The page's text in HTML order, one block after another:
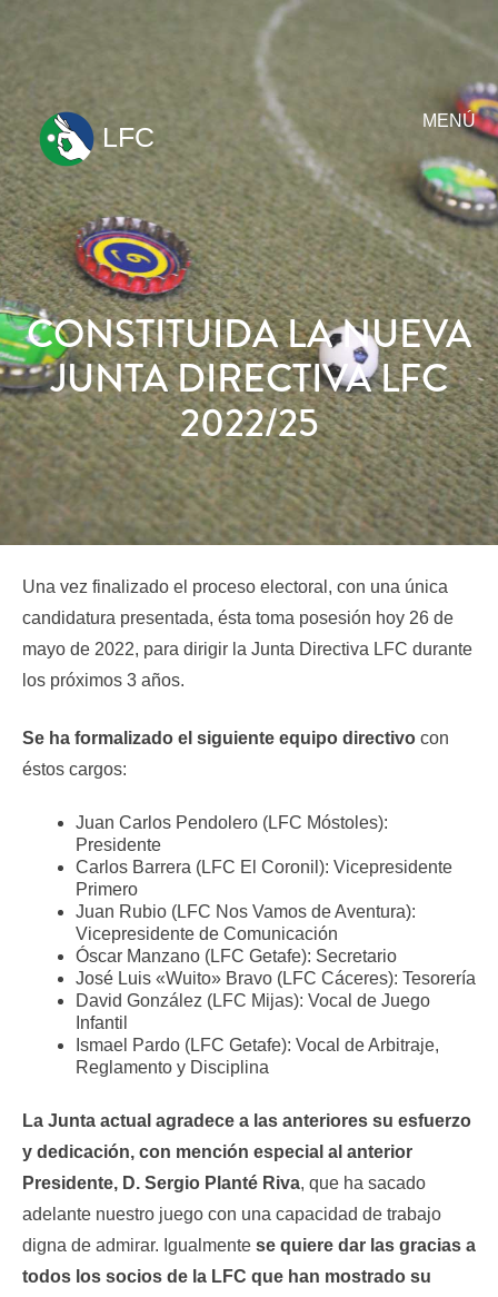
MENÚ
ir
al
contenido
LFC
CONSTITUIDA LA NUEVA
JUNTA DIRECTIVA LFC
2022/25
Una vez finalizado el proceso electoral, con una única
candidatura presentada, ésta toma posesión hoy 26 de
mayo de 2022, para dirigir la Junta Directiva LFC durante
los próximos 3 años.
Se ha formalizado el siguiente equipo directivo con
éstos cargos:
Juan Carlos Pendolero (LFC Móstoles):
Presidente
Carlos Barrera (LFC El Coronil): Vicepresidente
Primero
Juan Rubio (LFC Nos Vamos de Aventura):
Vicepresidente de Comunicación
Óscar Manzano (LFC Getafe): Secretario
José Luis «Wuito» Bravo (LFC Cáceres): Tesorería
David González (LFC Mijas): Vocal de Juego
Infantil
Ismael Pardo (LFC Getafe): Vocal de Arbitraje,
Reglamento y Disciplina
La Junta actual agradece a las anteriores su esfuerzo
y dedicación, con mención especial al anterior
Presidente, D. Sergio Planté Riva, que ha sacado
adelante nuestro juego con una capacidad de trabajo
digna de admirar. Igualmente se quiere dar las gracias a
todos los socios de la LFC que han mostrado su